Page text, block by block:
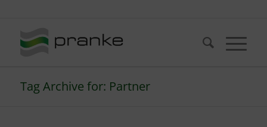
Tag Archive for: Partner